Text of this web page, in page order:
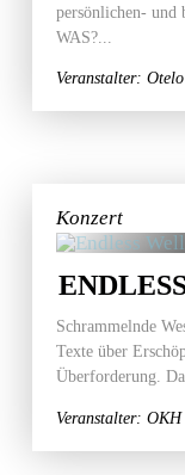
persönlichen-
WAS?...
Veranstalter:
Konzert
Schrammelnde
Texte über
Überforderung.
Veranstalter: